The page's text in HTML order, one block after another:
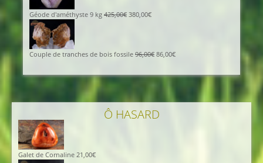
Géode d'améthyste 9 kg 425,00€ 380,00€
Couple de tranches de bois fossile 96,00€ 86,00€
Ô HASARD
Galet de Cornaline 21,00€